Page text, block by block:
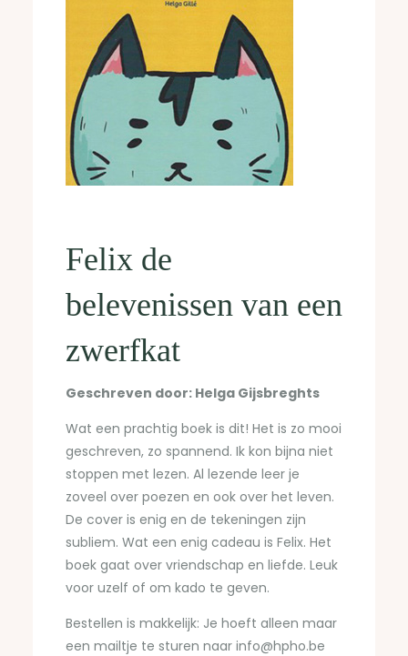
Felix de
belevenissen van een
zwerfkat
Geschreven door: Helga Gijsbreghts
Wat een prachtig boek is dit! Het is zo mooi
geschreven, zo spannend. Ik kon bijna niet
stoppen met lezen. Al lezende leer je
zoveel over poezen en ook over het leven.
De cover is enig en de tekeningen zijn
subliem. Wat een enig cadeau is Felix. Het
boek gaat over vriendschap en liefde. Leuk
voor uzelf of om kado te geven.
Bestellen is makkelijk: Je hoeft alleen maar
een mailtje te sturen naar info@hpho.be